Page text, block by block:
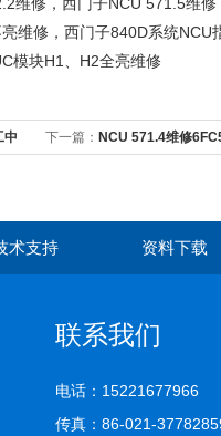
维修，西门子840D系统
模块H1、H2全亮维修
中 下一篇： NCU 571.4维修
术支持 资料下载
联系我们
电话：15221677966
传真：86-021-